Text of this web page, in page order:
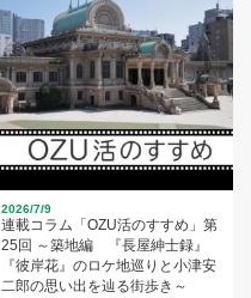
2026/7/9
連載コラム「OZU活のすすめ」第
25回 ～築地編 『長屋紳士録』
『彼岸花』のロケ地巡りと小津安
二郎の思い出を辿る街歩き～